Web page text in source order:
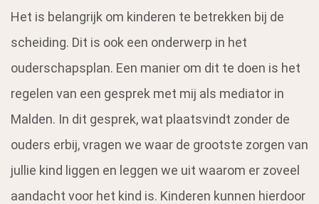
Het is belangrijk om kinderen te betrekken bij de
scheiding. Dit is ook een onderwerp in het
ouderschapsplan. Een manier om dit te doen is het
regelen van een gesprek met mij als mediator in
Malden. In dit gesprek, wat plaatsvindt zonder de
ouders erbij, vragen we waar de grootste zorgen van
jullie kind liggen en leggen we uit waarom er zoveel
aandacht voor het kind is. Kinderen kunnen hierdoor